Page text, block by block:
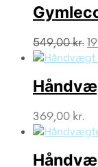
549,00kr.
369,00 kr.